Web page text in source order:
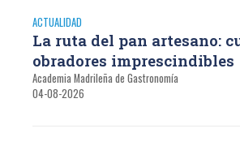
ACTUALIDAD
La ruta del pan artesano:
obradores imprescindibles
Academia Madrileña de Gastronomía
04-08-2026